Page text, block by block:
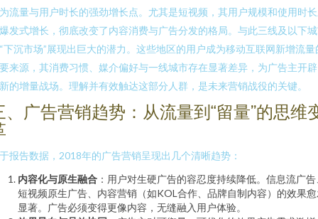
流量与用户时长的强劲增长点。尤其是短视频，其用户规模和使用时
发式增长，彻底改变了内容消费与广告分发的格局。与此三线及以下
下沉市场”展现出巨大的潜力。这些地区的用户成为移动互联网新增流量
来源，其消费习惯、媒介偏好与一线城市存在显著差异，为广告主开
的增量战场。理解并有效触达这部分人群，是未来营销战役的关键。
、广告营销趋势：从流量到“留量”的思维
报告数据，2018年的广告营销呈现出几个清晰趋势：
内容化与原生融合 ：用户对生硬广告的容忍度持续降低。信息流广
短视频原生广告、内容营销（如KOL合作、品牌自制内容）的效果
显著。广告必须变得更像内容，无缝融入用户体验。